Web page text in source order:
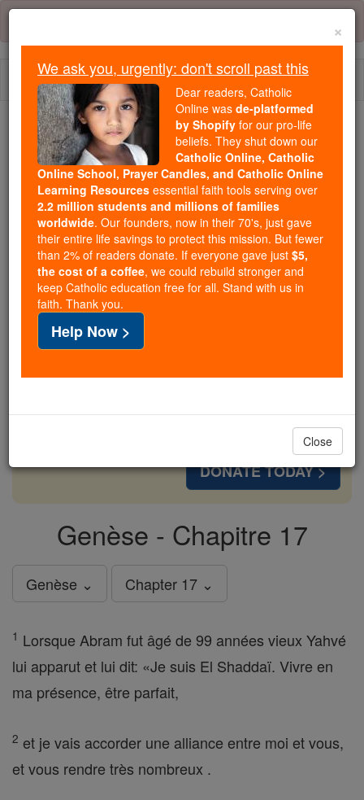
Skip
content
Because of You, 2.2 Million
Students Are Being Formed in the
Faith
Because of generous supporters like you,
Catholic Online School has already delivered
free, faithful Catholic education to over 2.2
million students across 193 countries. In an age
of noise and algorithms, you are helping form
souls with truth, prayer, Scripture, and Christ.
If everyone who reads this gave just $5 — the
free for all. Be Courageous. Be Catholic. Stand
DONATE TODAY >
Genèse - Chapitre 17
Genèse ⌄ Chapter 17 ⌄
1 Lorsque Abram fut âgé de 99 années vieux Yahvé
lui apparut et lui dit: «Je suis El Shaddaï. Vivre en
ma présence, être parfait,
2 et je vais accorder une alliance entre moi et vous,
et vous rendre très nombreux .
×
We ask you, urgently: don't scroll past this
Dear readers, Catholic
Online was de-platformed
by Shopify for our pro-life
beliefs. They shut down our
Catholic Online, Catholic
Online School, Prayer Candles, and Catholic Online
Learning Resources essential faith tools serving over
2.2 million students and millions of families
worldwide. Our founders, now in their 70's, just gave
their entire life savings to protect this mission. But fewer
than 2% of readers donate. If everyone gave just $5,
the cost of a coffee, we could rebuild stronger and
keep Catholic education free for all. Stand with us in
faith. Thank you.
Help Now >
Close